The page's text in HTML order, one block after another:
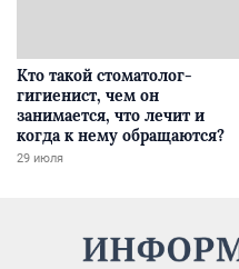
Кто такой стоматолог-
гигиенист, чем он
занимается, что лечит и
когда к нему обращаются?
29 июля